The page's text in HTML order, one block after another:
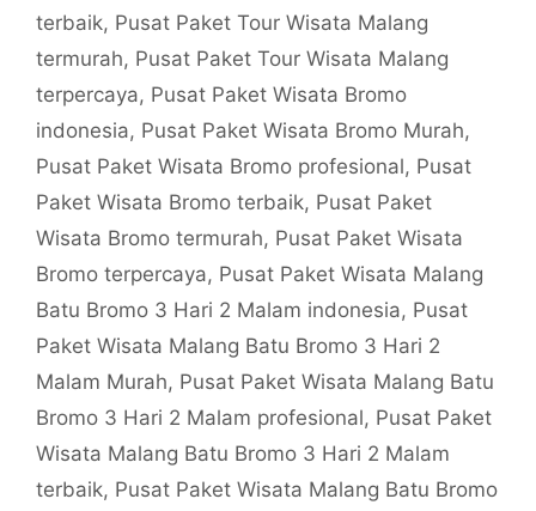
terbaik, Pusat Paket Tour Wisata Malang
termurah, Pusat Paket Tour Wisata Malang
terpercaya, Pusat Paket Wisata Bromo
indonesia, Pusat Paket Wisata Bromo Murah,
Pusat Paket Wisata Bromo profesional, Pusat
Paket Wisata Bromo terbaik, Pusat Paket
Wisata Bromo termurah, Pusat Paket Wisata
Bromo terpercaya, Pusat Paket Wisata Malang
Batu Bromo 3 Hari 2 Malam indonesia, Pusat
Paket Wisata Malang Batu Bromo 3 Hari 2
Malam Murah, Pusat Paket Wisata Malang Batu
Bromo 3 Hari 2 Malam profesional, Pusat Paket
Wisata Malang Batu Bromo 3 Hari 2 Malam
terbaik, Pusat Paket Wisata Malang Batu Bromo